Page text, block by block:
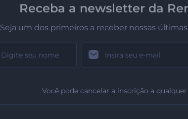
Receba a newsletter da
Seja um dos primeiros a receber nossas
Você pode cancelar a inscrição a